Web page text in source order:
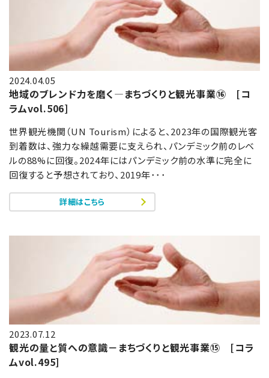
2024.04.05
地域のブレンド力を磨く―まちづくりと観光事業⑯ [コ
ラムvol.506]
世界観光機関（UN Tourism）によると、2023年の国際観光客
到着数は、強力な繰越需要に支えられ、パンデミック前のレベ
ルの88%に回復。2024年にはパンデミック前の水準に完全に
回復すると予想されており、2019年･･･
詳細はこちら
2023.07.12
観光の量と質への意識－まちづくりと観光事業⑮ [コラ
ムvol.495]